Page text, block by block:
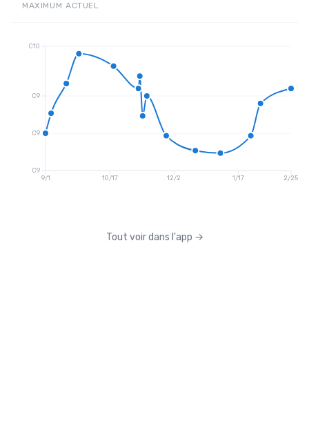
MAXIMUM ACTUEL
9/1 10/17 12/2 1/17 2/25
C9
C9
C9
C10
Tout voir dans l'app →